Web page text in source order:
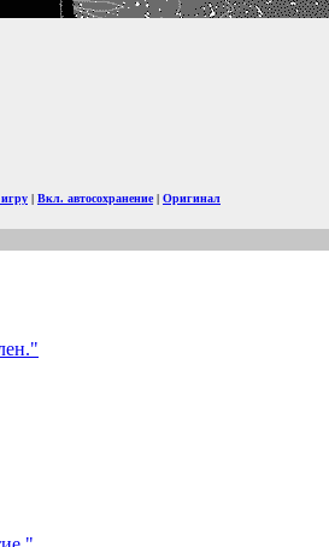
| Вкл. автосохранение| Оригинал